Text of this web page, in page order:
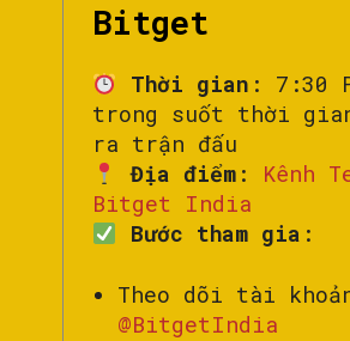
Bitget
Thời gian : 7:30
trong suốt thời
ra trận đấu
Địa điểm:
Kênh
Bitget India
Bước tham gia :
Theo dõi tài
@BitgetIndia